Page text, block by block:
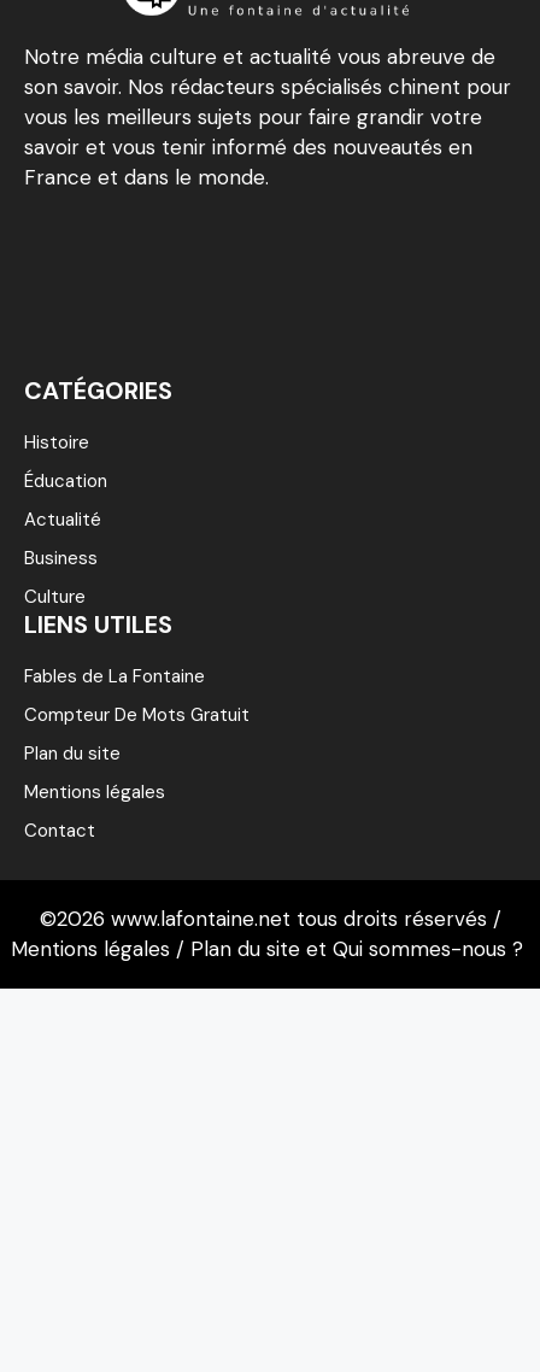
Notre média culture et actualité vous abreuve de
son savoir. Nos rédacteurs spécialisés chinent pour
vous les meilleurs sujets pour faire grandir votre
savoir et vous tenir informé des nouveautés en
France et dans le monde.
CATÉGORIES
Histoire
Éducation
Actualité
Business
Culture
LIENS UTILES
Fables de La Fontaine
Compteur De Mots Gratuit
Plan du site
Mentions légales
Contact
©2026 www.lafontaine.net tous droits réservés /
Mentions légales / Plan du site et Qui sommes-nous ?